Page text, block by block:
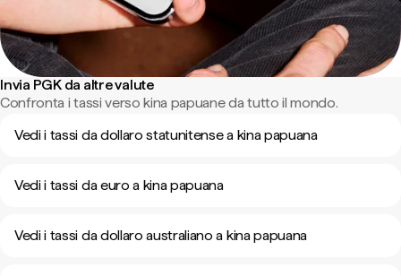
Invia PGK da altre valute
Confronta i tassi verso kina papuane da tutto il mondo.
Vedi i tassi da dollaro statunitense a kina papuana
Vedi i tassi da euro a kina papuana
Vedi i tassi da dollaro australiano a kina papuana